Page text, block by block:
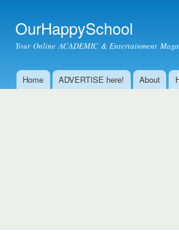
OurHappySchool
Your Online ACADEMIC & Entertainment
Main menu
Home ADVERTISE here! About